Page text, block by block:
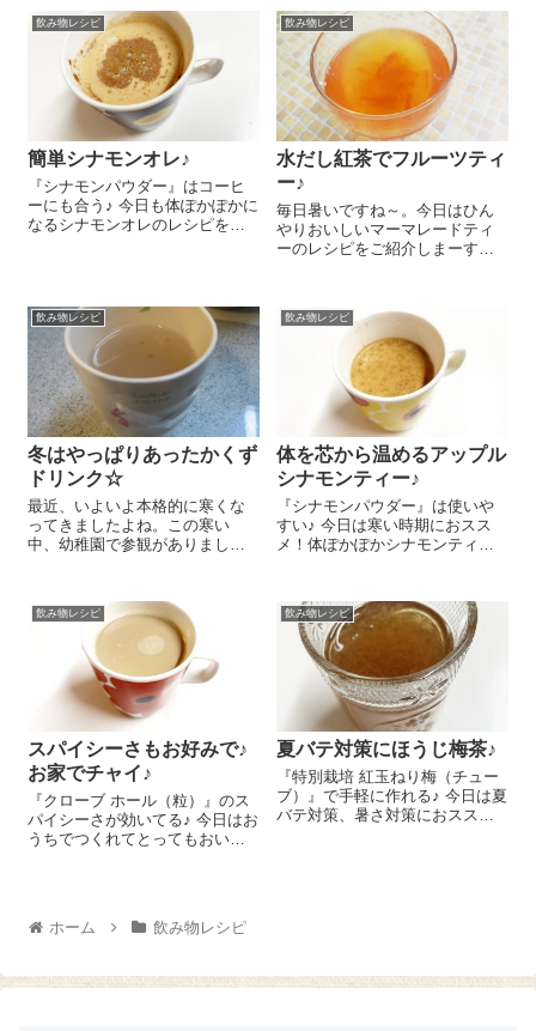
ちごヨーグルト風ドリンクのレ
シピをご紹介しまーす！さっぱ
り飲みやすくて今の季節にぴ...
7...
飲み物レシピ
簡単シナモンオレ♪
『シナモンパウダー』はコーヒ
ーにも合う♪ 今日も体ぽかぽかに
なるシナモンオレのレシピをご
コーヒーも相...
飲み物レシピ
水だし紅茶でフルーツティ
ー♪
毎日暑いですね～。今日はひん
やりおいしいマーマレードティ
ーのレシピをご紹介しまーす😉
オーガニック ダージリン』 1つ
あたり200m?の水の割...
飲み物レシピ
冬はやっぱりあったかくず
ドリンク☆
最近、いよいよ本格的に寒くな
ってきましたよね。この寒い
中、幼稚園で参観がありまし
に色んなチェックポイントをク
リアしながら1時間半ほど歩き回
るんです。河原で51gの石を探し
たり、草花で...
飲み物レシピ
体を芯から温めるアップル
シナモンティー♪
『シナモンパウダー』は使いや
すい♪ 今日は寒い時期におスス
メ！体ぽかぽかシナモンティー
ってアップルティーを少し濃い
めに入れます。ここに牛乳（も
しくは豆乳やアー...
飲み物レシピ
スパイシーさもお好みで♪
お家でチャイ♪
『クローブ ホール（粒）』のス
パイシーさが効いてる♪ 今日はお
うちでつくれてとってもおいし
ル（粒）』を2粒、ナツメグ
少々を入れま...
飲み物レシピ
夏バテ対策にほうじ梅茶♪
『特別栽培 紅玉ねり梅（チュー
ブ）』で手軽に作れる♪ 今日は夏
バテ対策、暑さ対策におススメ
ホーム
飲み物レシピ